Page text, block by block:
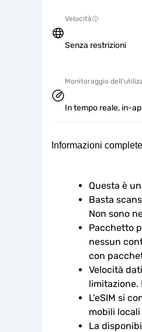
Velocità
Senza restrizioni
Monitoraggio
In tempo reale, in-
Informazioni
Questa è
Basta
Non sono
Pacchetto
nessun
con
Velocità
limitazione.
L'eSIM si
mobili locali
La